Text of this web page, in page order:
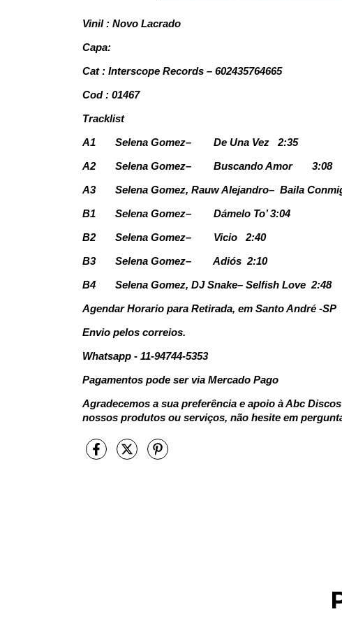
Vinil : Novo Lacrado
Capa:
Cat : Interscope Records – 602435764665
Cod : 01467
Tracklist
A1
Selena Gomez– De Una Vez
2:35
A2
Selena Gomez– Buscando Amor
3:08
A3
Selena Gomez, Rauw Alejandro– Baila
B1
Selena Gomez–
Dámelo To’ 3:04
B2
Selena Gomez– Vicio
2:40
B3
Selena Gomez– Adiós 2:10
B4
Selena Gomez, DJ Snake– Selfish Love 2:48
Agendar Horario para Retirada, em Santo André -SP
Envio pelos correios.
Whatsapp - 11-94744-5353
Pagamentos pode ser via Mercado Pago
Agradecemos a sua preferência e apoio à Abc
nossos produtos ou serviços, não hesite em